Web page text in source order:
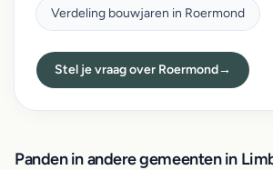
Verdeling bouwjaren in Roermond
Stel je vraag over Roermond→
Panden in andere gemeenten in